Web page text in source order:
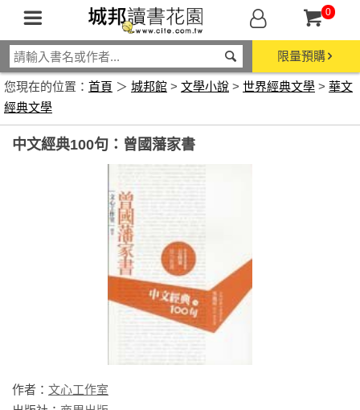
0
限量預購
您現在的位置： 首頁 ＞ 城邦館 > 文學小說 > 世界經典文學 > 華文
經典文學
中文經典100句：曾國藩家書
作者： 文心工作室